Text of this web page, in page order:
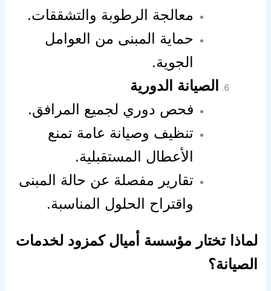
معالجة الرطوبة والتشققات.
حماية المبنى من العوامل
الجوية.
الصيانة الدورية
فحص دوري لجميع المرافق.
تنظيف وصيانة عامة تمنع
الأعطال المستقبلية.
تقارير مفصلة عن حالة المبنى
واقتراح الحلول المناسبة.
لماذا تختار مؤسسة أميال كمزود لخدمات
الصيانة؟